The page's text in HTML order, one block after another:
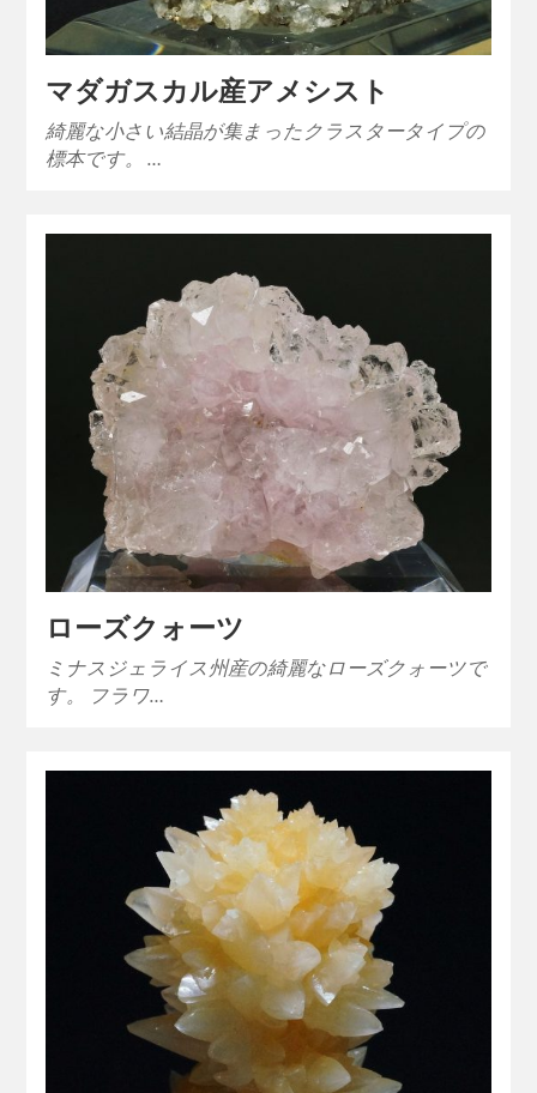
マダガスカル産アメシスト
綺麗な小さい結晶が集まったクラスタータイプの
標本です。 …
ローズクォーツ
ミナスジェライス州産の綺麗なローズクォーツで
す。 フラワ…